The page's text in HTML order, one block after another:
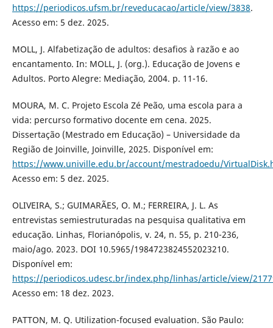
https://periodicos.ufsm.br/reveducacao/article/view/3838.
Acesso em: 5 dez. 2025.
MOLL, J. Alfabetização de adultos: desafios à razão e ao
encantamento. In: MOLL, J. (org.). Educação de Jovens e
Adultos. Porto Alegre: Mediação, 2004. p. 11-16.
MOURA, M. C. Projeto Escola Zé Peão, uma escola para a
vida: percurso formativo docente em cena. 2025.
Dissertação (Mestrado em Educação) – Universidade da
Região de Joinville, Joinville, 2025. Disponível em:
https://www.univille.edu.br/account/mestradoedu/
Acesso em: 5 dez. 2025.
OLIVEIRA, S.; GUIMARÃES, O. M.; FERREIRA, J. L. As
entrevistas semiestruturadas na pesquisa qualitativa em
educação. Linhas, Florianópolis, v. 24, n. 55, p. 210-236,
maio/ago. 2023. DOI 10.5965/1984723824552023210.
Disponível em:
https://periodicos.udesc.br/index.php/linhas/article/view/
Acesso em: 18 dez. 2023.
PATTON, M. Q. Utilization-focused evaluation. São Paulo: